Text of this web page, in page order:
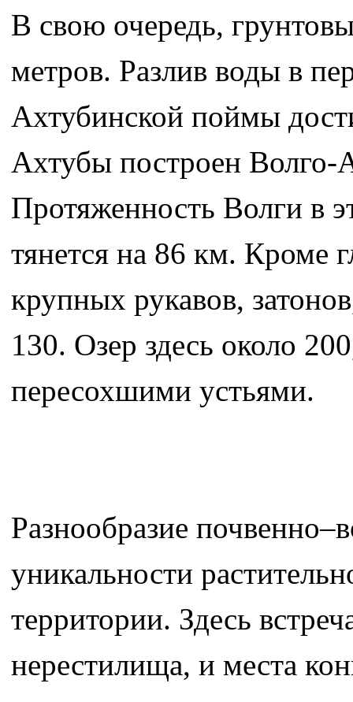
В свою очередь,
метров. Разлив воды в
Ахтубинской поймы
Ахтубы построен Волго-
Протяженность Волги в
тянется на 86 км. Кроме
крупных рукавов,
130. Озер здесь около
пересохшими устьями.
Разнообразие
уникальности
территории. Здесь
нерестилища, и места